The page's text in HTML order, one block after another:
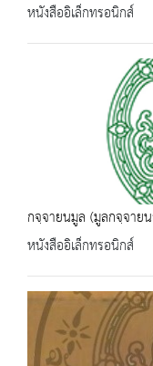
หนังสืออิเล็กทรอนิกส์
กจฺจายนมูล (มูลกจฺจาย
หนังสืออิเล็กทรอนิกส์